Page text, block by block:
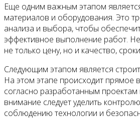
Еще одним важным этапом
материалов и оборудования. Это
анализа и выбора, чтобы
эффективное выполнение работ.
не только цену, но и качество,
Следующим этапом является
На этом этапе происходит прямое
согласно разработанным
внимание следует уделить
соблюдению технологии и